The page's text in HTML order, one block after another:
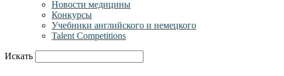
Новости медицины
Конкурсы
Учебники английского и немецкого
Talent Competitions
Искать